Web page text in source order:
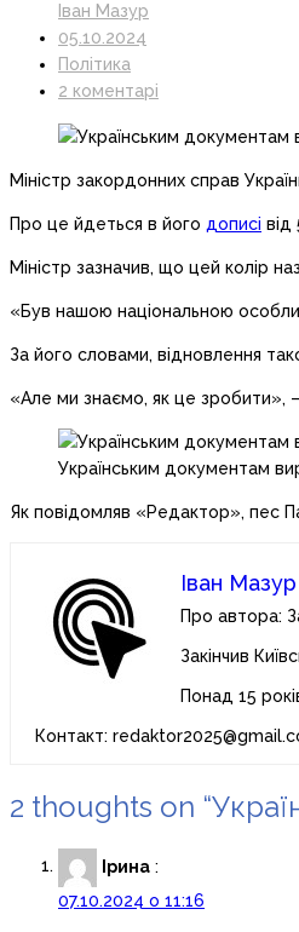
Іван Мазур
05.10.2024
Політика
2 коментарі
Міністр закордонних справ
Про це йдеться в його дописі від
Міністр зазначив, що цей колір
«Був нашою національною
За його словами, відновлення
«Але ми знаємо, як це зробити», —
Українським документам
Як повідомляв «Редактор», пес
Іван Мазур
Про автора:
Закінчив
Понад 15
Контакт:
2 thoughts on “
Ірина :
07.10.2024 о 11:16